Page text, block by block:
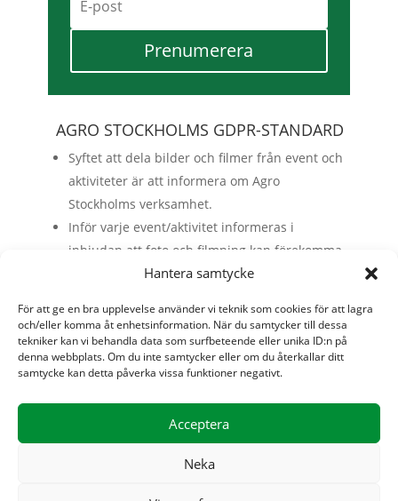
Hantera samtycke
För att ge en bra upplevelse använder vi teknik som cookies för att lagra
och/eller komma åt enhetsinformation. När du samtycker till dessa
tekniker kan vi behandla data som surfbeteende eller unika ID:n på
denna webbplats. Om du inte samtycker eller om du återkallar ditt
samtycke kan detta påverka vissa funktioner negativt.
Acceptera
Neka
Prenumerera
AGRO STOCKHOLMS GDPR-STANDARD
Syftet att dela bilder och filmer från event och
aktiviteter är att informera om Agro
Stockholms verksamhet.
Inför varje event/aktivitet informeras i
inbjudan att foto och filmning kan förekomma.
Alla medverkande på bilder och filmer har rätt
info@agrostockholm.se
Till grund för denna standard ligger
information frånIMY